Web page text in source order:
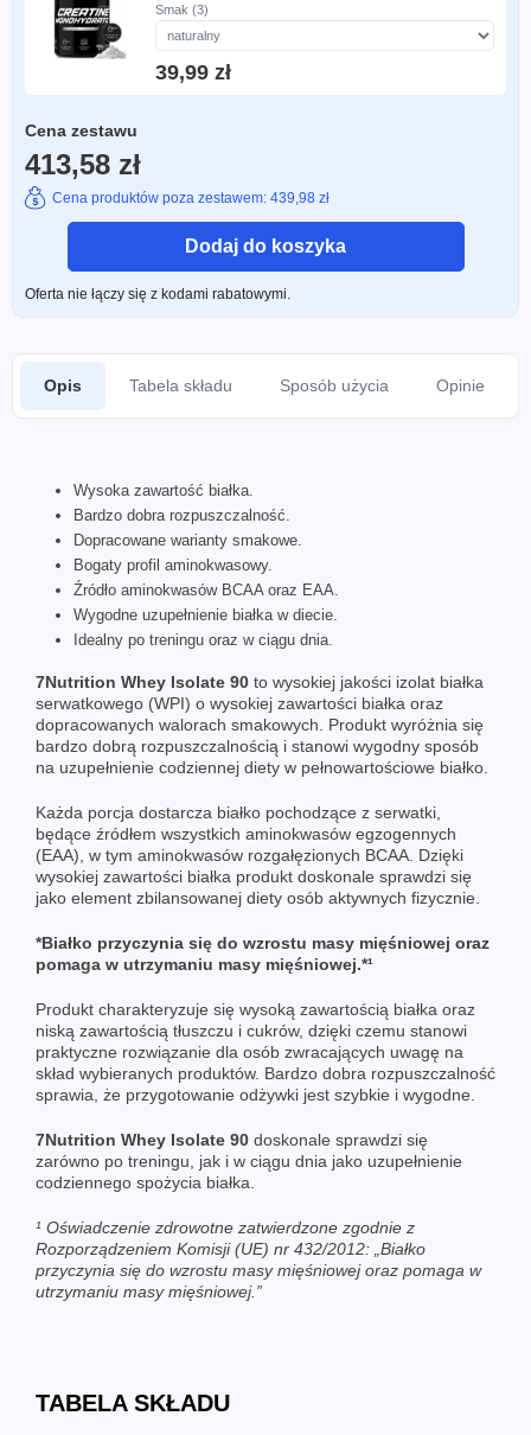
Smak (3)
39,99 zł
Cena zestawu
413,58 zł
Cena produktów poza zestawem: 439,98 zł
Dodaj do koszyka
Oferta nie łączy się z kodami rabatowymi.
Opis Tabela składu Sposób użycia Opinie
Wysoka zawartość białka.
Bardzo dobra rozpuszczalność.
Dopracowane warianty smakowe.
Bogaty profil aminokwasowy.
Źródło aminokwasów BCAA oraz EAA.
Wygodne uzupełnienie białka w diecie.
Idealny po treningu oraz w ciągu dnia.
7Nutrition Whey Isolate 90 to wysokiej jakości izolat białka
serwatkowego (WPI) o wysokiej zawartości białka oraz
dopracowanych walorach smakowych. Produkt wyróżnia się
bardzo dobrą rozpuszczalnością i stanowi wygodny sposób
na uzupełnienie codziennej diety w pełnowartościowe białko.
Każda porcja dostarcza białko pochodzące z serwatki,
będące źródłem wszystkich aminokwasów egzogennych
(EAA), w tym aminokwasów rozgałęzionych BCAA. Dzięki
wysokiej zawartości białka produkt doskonale sprawdzi się
jako element zbilansowanej diety osób aktywnych fizycznie.
*Białko przyczynia się do wzrostu masy mięśniowej oraz
pomaga w utrzymaniu masy mięśniowej.*¹
Produkt charakteryzuje się wysoką zawartością białka oraz
niską zawartością tłuszczu i cukrów, dzięki czemu stanowi
praktyczne rozwiązanie dla osób zwracających uwagę na
skład wybieranych produktów. Bardzo dobra rozpuszczalność
sprawia, że przygotowanie odżywki jest szybkie i wygodne.
7Nutrition Whey Isolate 90 doskonale sprawdzi się
zarówno po treningu, jak i w ciągu dnia jako uzupełnienie
codziennego spożycia białka.
¹ Oświadczenie zdrowotne zatwierdzone zgodnie z
Rozporządzeniem Komisji (UE) nr 432/2012: „Białko
przyczynia się do wzrostu masy mięśniowej oraz pomaga w
utrzymaniu masy mięśniowej.”
TABELA SKŁADU